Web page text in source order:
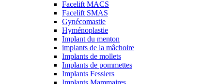
Facelift MACS
Facelift SMAS
Gynécomastie
Hyménoplastie
Implant du menton
implants de la mâchoire
Implants de mollets
Implants de pommettes
Implants Fessiers
Implants Mammaires